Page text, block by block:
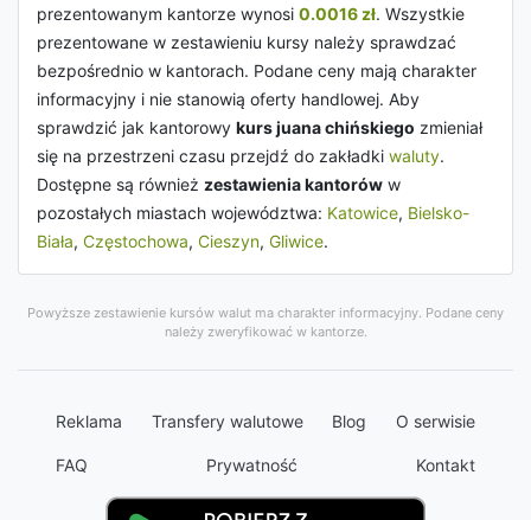
prezentowanym kantorze wynosi 0.0016 zł. Wszystkie
prezentowane w zestawieniu kursy należy sprawdzać
bezpośrednio w kantorach. Podane ceny mają charakter
informacyjny i nie stanowią oferty handlowej. Aby
sprawdzić jak kantorowy kurs juana chińskiego zmieniał
się na przestrzeni czasu przejdź do zakładki waluty.
Dostępne są również zestawienia kantorów w
pozostałych miastach województwa: Katowice, Bielsko-
Biała, Częstochowa, Cieszyn, Gliwice.
Powyższe zestawienie kursów walut ma charakter informacyjny. Podane ceny
należy zweryfikować w kantorze.
Reklama Transfery walutowe Blog O serwisie
FAQ Prywatność Kontakt